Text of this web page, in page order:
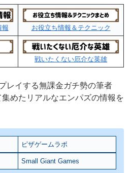
報 お役立ち情報＆テクニック
戦いたくない厄介な英雄
レイする無課金ガチ勢の筆者
めたリアルなエンパズの情報を
ピザゲームラボ
Small Giant Games